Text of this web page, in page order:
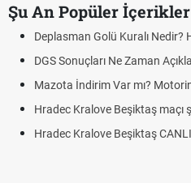
Şu An Popüler İçerikler
Deplasman Golü Kuralı
DGS Sonuçları Ne Zaman
Mazota İndirim Var mı?
Hradec Kralove Beşiktaş maçı
Hradec Kralove Beşiktaş